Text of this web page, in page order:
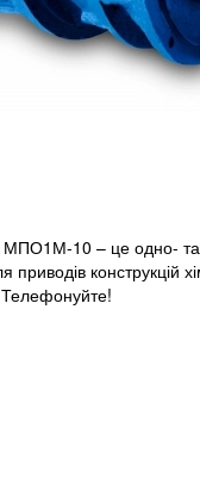
10 – це одно- та
конструкцій
Телефонуйте!